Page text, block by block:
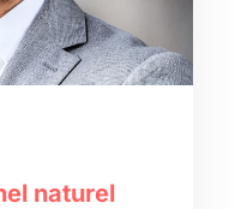
naturel